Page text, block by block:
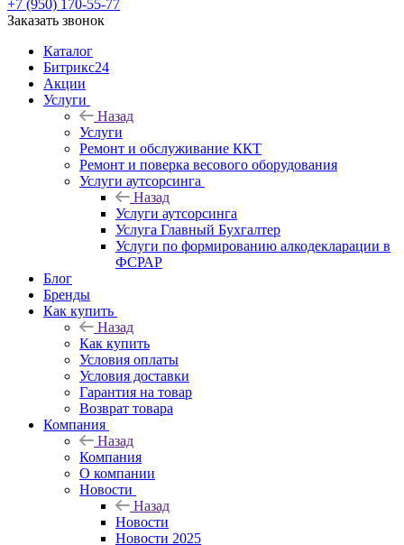
+7 (950) 170-55-77
Заказать звонок
Каталог
Битрикс24
Акции
Услуги
Назад
Услуги
Ремонт и обслуживание ККТ
Ремонт и поверка весового оборудования
Услуги аутсорсинга
Назад
Услуги аутсорсинга
Услуга Главный Бухгалтер
Услуги по формированию алкодекларации в
ФСРАР
Блог
Бренды
Как купить
Назад
Как купить
Условия оплаты
Условия доставки
Гарантия на товар
Возврат товара
Компания
Назад
Компания
О компании
Новости
Назад
Новости
Новости 2025